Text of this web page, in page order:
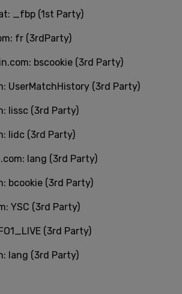
_fbp (1st Party)
fr (3rdParty)
bscookie (3rd Party)
UserMatchHistory (3rd Party)
lissc (3rd Party)
lidc (3rd Party)
lang (3rd Party)
bcookie (3rd Party)
YSC (3rd Party)
(3rd Party)
lang (3rd Party)